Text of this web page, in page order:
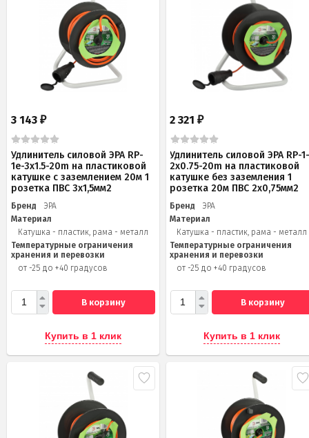
3 143 ₽
Удлинитель силовой ЭРА RP-
1e-3x1.5-20m на пластиковой
катушке c заземлением 20м 1
розетка ПВС 3х1,5мм2
Бренд
ЭРА
Материал
Катушка - пластик, рама - металл
Температурные ограничения
хранения и перевозки
от -25 до +40 градусов
В корзину
Купить в 1 клик
2 321₽
Удлинитель силовой ЭРА RP-
2x0.75-20m на пластиковой
катушке без заземления 1
розетка 20м ПВС 2х0,75мм2
Бренд
ЭРА
Материал
Катушка - пластик, рама - металл
Температурные ограничения
хранения и перевозки
от -25 до +40 градусов
В корзину
Купить в 1 клик